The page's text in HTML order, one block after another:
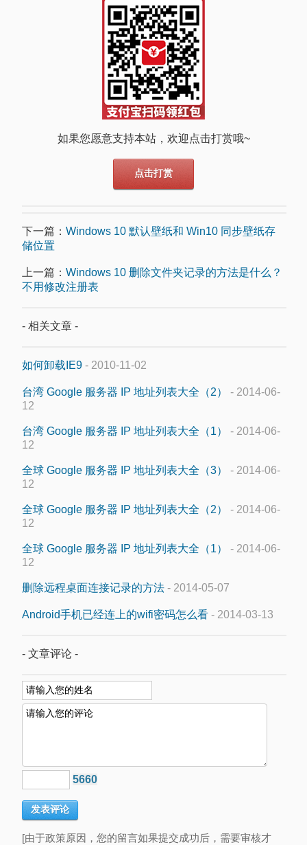
如果您愿意支持本站，欢迎点击打赏哦~
点击打赏
下一篇： Windows 10 默认壁纸和 Win10 同步壁纸存
储位置
上一篇： Windows 10 删除文件夹记录的方法是什么？
不用修改注册表
- 相关文章 -
如何卸载IE9 - 2010-11-02
台湾 Google 服务器 IP 地址列表大全（2）
- 2014-06-
12
台湾 Google 服务器 IP 地址列表大全（1）
- 2014-06-
12
全球 Google 服务器 IP 地址列表大全（3）
- 2014-06-
12
全球 Google 服务器 IP 地址列表大全（2）
- 2014-06-
12
全球 Google 服务器 IP 地址列表大全（1）
- 2014-06-
12
删除远程桌面连接记录的方法 - 2014-05-07
Android手机已经连上的wifi密码怎么看 - 2014-03-13
- 文章评论 -
5660
[由于政策原因，您的留言如果提交成功后，需要审核才